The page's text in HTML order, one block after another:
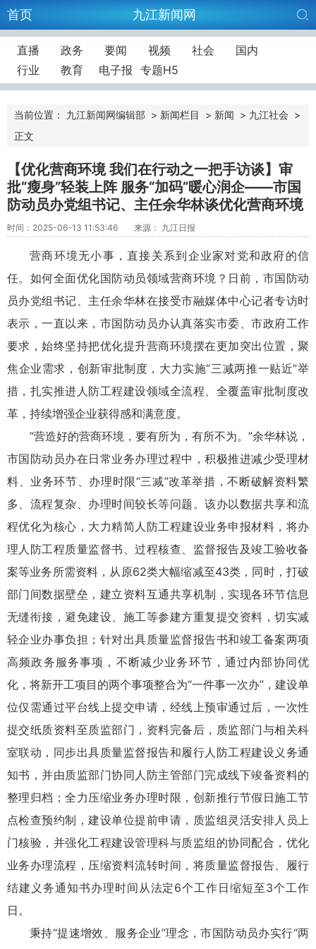
首页 九江新闻网
直播 政务 要闻 视频 社会
国内
行业
教育 电子报 专题H5
当前位置： 九江新闻网编辑部 > 新闻栏目 > 新闻 > 九江社会 >
正文
【优化营商环境 我们在行动之一把手访谈】审
批“瘦身”轻装上阵 服务“加码”暖心润企——市国
防动员办党组书记、主任余华林谈优化营商环境
时间：2025-06-13 11:53:46 来源： 九江日报
营商环境无小事，直接关系到企业家对党和政府的信
任。如何全面优化国防动员领域营商环境？日前，市国防动
员办党组书记、主任余华林在接受市融媒体中心记者专访时
表示，一直以来，市国防动员办认真落实市委、市政府工作
要求，始终坚持把优化提升营商环境摆在更加突出位置，聚
焦企业需求，创新审批制度，大力实施“三减两推一贴近”举
措，扎实推进人防工程建设领域全流程、全覆盖审批制度改
革，持续增强企业获得感和满意度。
“营造好的营商环境，要有所为，有所不为。”余华林说，
市国防动员办在日常业务办理过程中，积极推进减少受理材
料、业务环节、办理时限“三减”改革举措，不断破解资料繁
多、流程复杂、办理时间较长等问题。该办以数据共享和流
程优化为核心，大力精简人防工程建设业务申报材料，将办
理人防工程质量监督书、过程核查、监督报告及竣工验收备
案等业务所需资料，从原62类大幅缩减至43类，同时，打破
部门间数据壁垒，建立资料互通共享机制，实现各环节信息
无缝衔接，避免建设、施工等参建方重复提交资料，切实减
轻企业办事负担；针对出具质量监督报告书和竣工备案两项
高频政务服务事项，不断减少业务环节，通过内部协同优
化，将新开工项目的两个事项整合为“一件事一次办”，建设单
位仅需通过平台线上提交申请，经线上预审通过后，一次性
提交纸质资料至质监部门，资料完备后，质监部门与相关科
室联动，同步出具质量监督报告和履行人防工程建设义务通
知书，并由质监部门协同人防主管部门完成线下竣备资料的
整理归档；全力压缩业务办理时限，创新推行节假日施工节
点检查预约制，建设单位提前申请，质监组灵活安排人员上
门核验，并强化工程建设管理科与质监组的协同配合，优化
业务办理流程，压缩资料流转时间，将质量监督报告、履行
结建义务通知书办理时间从法定6个工作日缩短至3个工作
日。
秉持“提速增效、服务企业”理念，市国防动员办实行“两